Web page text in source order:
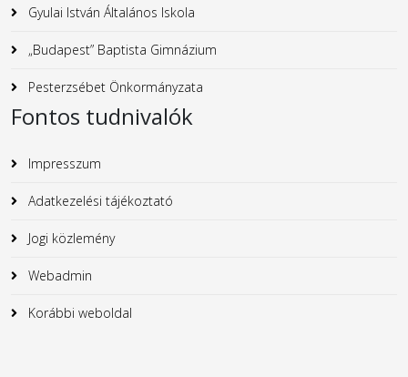
Gyulai István Általános Iskola
„Budapest” Baptista Gimnázium
Pesterzsébet Önkormányzata
Fontos tudnivalók
Impresszum
Adatkezelési tájékoztató
Jogi közlemény
Webadmin
Korábbi weboldal